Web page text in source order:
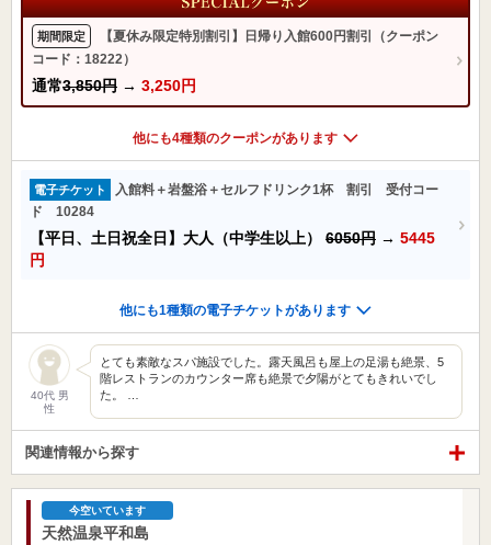
期間限定
【夏休み限定特別割引】日帰り入館600円割引（クーポン
コード：18222）
通常3,850円 → 3,250円
他にも4種類のクーポンがあります
電子チケット
入館料＋岩盤浴＋セルフドリンク1杯 割引 受付コー
ド 10284
【平日、土日祝全日】大人（中学生以上） 6050円 → 5445
円
他にも1種類の電子チケットがあります
40代 男
性
とても素敵なスパ施設でした。露天風呂も屋上の足湯も絶景、5
階レストランのカウンター席も絶景で夕陽がとてもきれいでし
た。 …
関連情報から探す
今空いています
天然温泉平和島